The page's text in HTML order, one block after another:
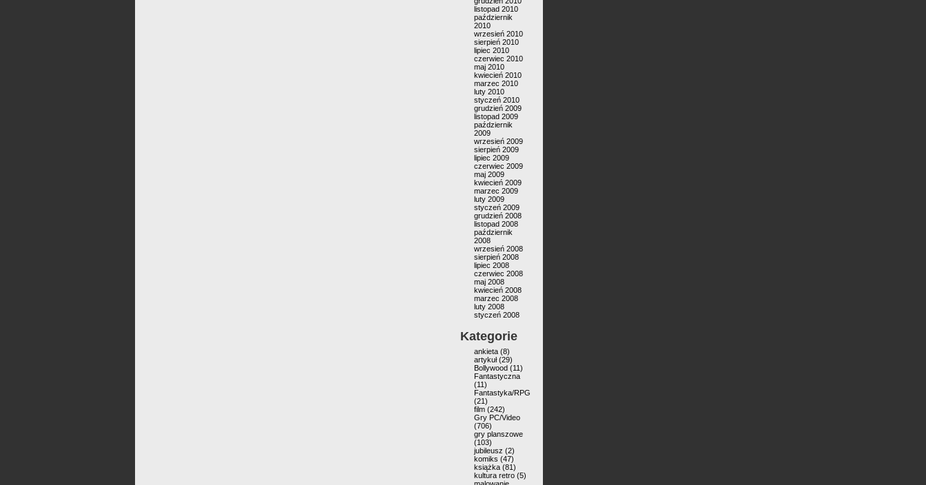
listopad 2010
październik
2010
wrzesień 2010
sierpień 2010
lipiec 2010
czerwiec 2010
maj 2010
kwiecień 2010
marzec 2010
luty 2010
styczeń 2010
grudzień 2009
listopad 2009
październik
2009
wrzesień 2009
sierpień 2009
lipiec 2009
czerwiec 2009
maj 2009
kwiecień 2009
marzec 2009
luty 2009
styczeń 2009
grudzień 2008
listopad 2008
październik
2008
wrzesień 2008
sierpień 2008
lipiec 2008
czerwiec 2008
maj 2008
kwiecień 2008
marzec 2008
luty 2008
styczeń 2008
Kategorie
ankieta (8)
artykuł(29)
Bollywood (11)
Fantastyczna
(11)
Fantastyka/RPG
(21)
film (242)
Gry PC/Video
(706)
gry planszowe
(103)
jubileusz (2)
komiks (47)
książka (81)
kultura retro (5)